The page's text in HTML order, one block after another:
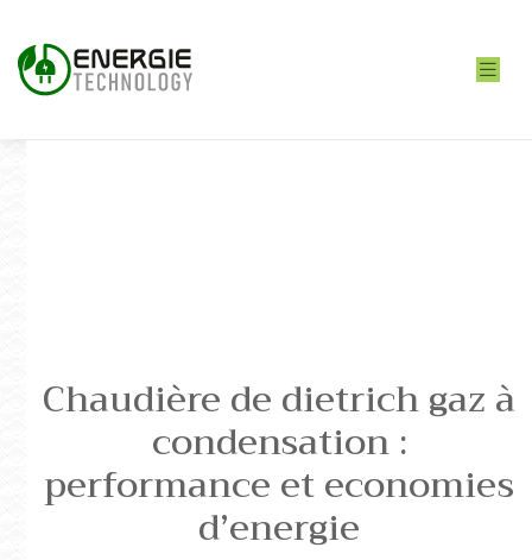
Chaudière de dietrich gaz à
condensation :
performance et economies
d’energie